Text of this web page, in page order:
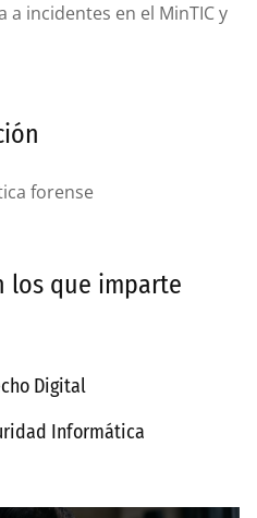
incidentes en el MinTIC y
forense
los que imparte
Digital
Informática